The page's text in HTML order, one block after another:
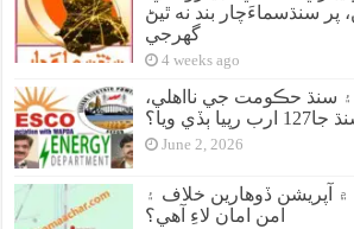
پر سنڌسماءَچار بند نه ٿيڻ
گهرجي
4 weeks ago
سنڌ حڪومت جي نااهلي،
ارب رپيا ٻڏي ويا؟
June 2, 2026
ڏوهارين خلاف ۽
امن امان لاءِ آهي؟